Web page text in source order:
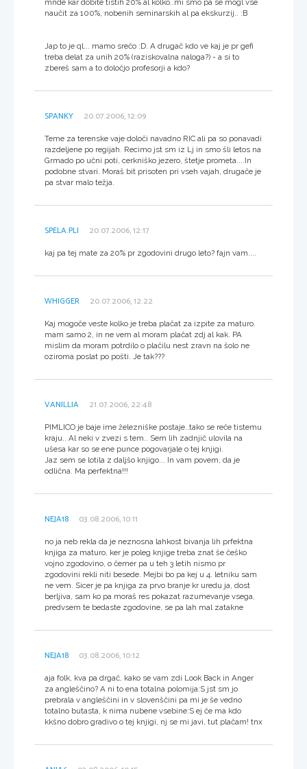
naučit za 100%, nobenih seminarskih al pa ekskurzij.. :B
Jap to je ql... mamo srečo :D. A drugač kdo ve kaj je pr gefi
treba delat za unih 20% (raziskovalna naloga?) - a si to
zbereš sam a to določjo profesorji a kdo?
SPANKY 20.07.2006, 12:09
Teme za terenske vaje določi navadno RIC ali pa so ponavadi
razdeljene po regijah. Recimo jst sm iz Lj in smo šli letos na
Grmado po učni poti, cerkniško jezero, štetje prometa....In
podobne stvari. Moraš bit prisoten pri vseh vajah, drugače je
pa stvar malo težja.
SPELA.PLI 20.07.2006, 12:17
kaj pa tej mate za 20% pr zgodovini drugo leto? fajn vam....
WHIGGER 20.07.2006, 12:22
Kaj mogoče veste kolko je treba plačat za izpite za maturo.
mam samo 2, in ne vem al moram plačat zdj al kak. PA
mislim da moram potrdilo o plačilu nest zravn na šolo ne
oziroma poslat po pošti. Je tak???
VANILLIA 21.07.2006, 22:48
PIMLICO je baje ime železniške postaje..tako se reče tistemu
kraju.. Al neki v zvezi s tem.. Sem lih zadnjič ulovila na
ušesa kar so se ene punce pogovarjale o tej knjigi.
Jaz sem se lotila z daljšo knjigo... In vam povem, da je
odlična. Ma perfektna!!!
NEJA18 03.08.2006, 10:11
no ja neb rekla da je neznosna lahkost bivanja lih prfektna
knjiga za maturo, ker je poleg knjige treba znat še češko
vojno zgodovino, o čemer pa u teh 3 letih nismo pr
zgodovini rekli niti besede. Mejbi bo pa kej u 4. letniku sam
ne vem. Sicer je pa knjiga za prvo branje kr uredu ja, dost
berljiva, sam ko pa moraš res pokazat razumevanje vsega,
predvsem te bedaste zgodovine, se pa lah mal zatakne
NEJA18 03.08.2006, 10:12
aja folk, kva pa drgač, kako se vam zdi Look Back in Anger
za angleščino? A ni to ena totalna polomija:S jst sm jo
prebrala v angleščini in v slovenščini pa mi je še vedno
totalno butasta, k nima nubene vsebine:S ej če ma kdo
kkšno dobro gradivo o tej knjigi, nj se mi javi, tut plačam! tnx